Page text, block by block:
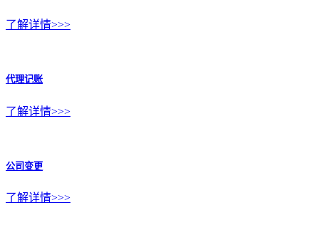
了解详情>>>
代理记账
了解详情>>>
公司变更
了解详情>>>